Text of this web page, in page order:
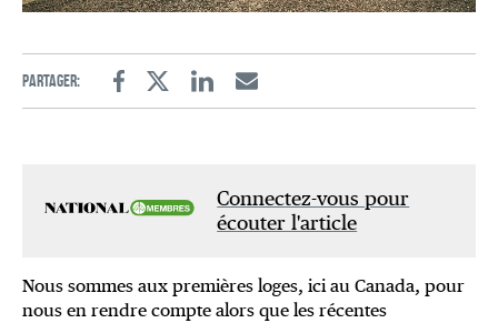
Partager:
FacebookTwitterLinkedinEmail
Connectez-vous pour
écouter l'article
Nous sommes aux premières loges, ici au Canada, pour
nous en rendre compte alors que les récentes